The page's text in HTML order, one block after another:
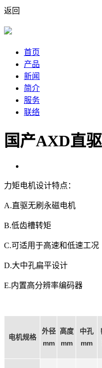
返回
首页
产品
新闻
简介
服务
联络
国产AXD直
力矩电机设计特点：
A.直驱无刷永磁电机
B.低齿槽转矩
C.可适用于高速和低速工况
D.大中孔扁平设计
E.内置高分辨率编码器
电机规格
外径
mm
高度
mm
中孔
mm